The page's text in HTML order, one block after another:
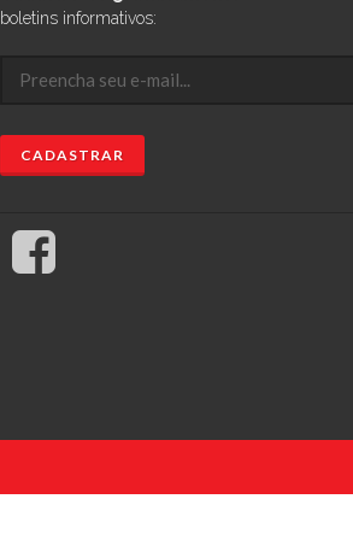
boletins informativos: